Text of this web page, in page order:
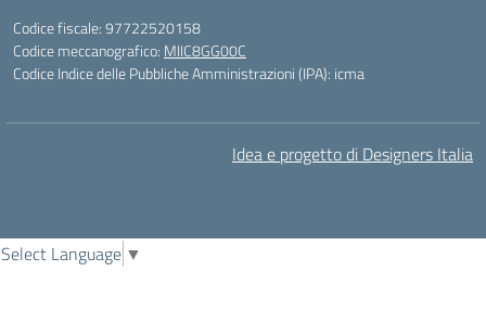
Codice fiscale: 97722520158
Codice meccanografico: MIIC8GG00C
Codice Indice delle Pubbliche Amministrazioni (IPA): icma
Idea e progetto di Designers Italia
Select Language ▼